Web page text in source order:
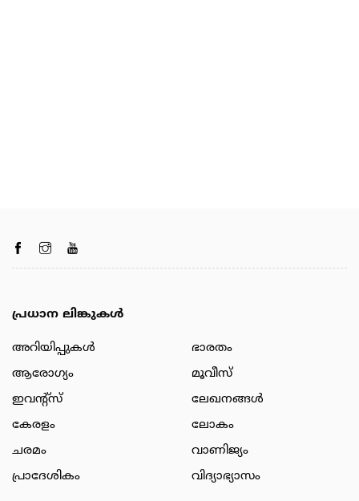
പ്രധാന ലിങ്കുകൾ
അറിയിപ്പുകള്‍
ആരോഗ്യം
ഇവന്റ്സ്
കേരളം
ചരമം
പ്രാദേശികം
ഭാരതം
മൂവീസ്
ലേഖനങ്ങള്‍
ലോകം
വാണിജ്യം
വിദ്യാഭ്യാസം